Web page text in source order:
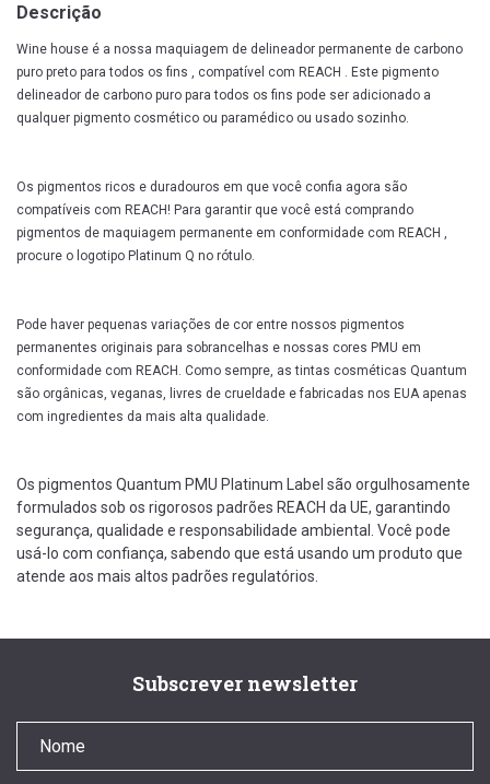
Descrição
Wine house é a nossa maquiagem de delineador permanente de carbono
puro preto para todos os fins , compatível com REACH . Este pigmento
delineador de carbono puro para todos os fins pode ser adicionado a
qualquer pigmento cosmético ou paramédico ou usado sozinho.
Os pigmentos ricos e duradouros em que você confia agora são
compatíveis com REACH! Para garantir que você está comprando
pigmentos de maquiagem permanente em conformidade com REACH ,
procure o logotipo Platinum Q no rótulo.
Pode haver pequenas variações de cor entre nossos pigmentos
permanentes originais para sobrancelhas e nossas cores PMU em
conformidade com REACH. Como sempre, as tintas cosméticas Quantum
são orgânicas, veganas, livres de crueldade e fabricadas nos EUA apenas
com ingredientes da mais alta qualidade.
Os pigmentos Quantum PMU Platinum Label são orgulhosamente
formulados sob os rigorosos padrões REACH da UE, garantindo
segurança, qualidade e responsabilidade ambiental. Você pode
usá-lo com confiança, sabendo que está usando um produto que
atende aos mais altos padrões regulatórios.
Subscrever newsletter